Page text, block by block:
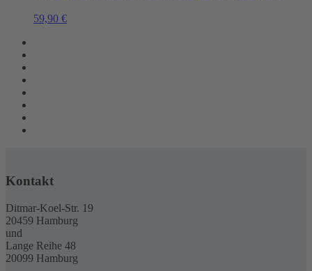
59,90 €
Kontakt
Ditmar-Koel-Str. 19
20459 Hamburg
und
Lange Reihe 48
20099 Hamburg